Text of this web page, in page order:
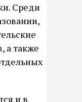
Среди
а также
и в